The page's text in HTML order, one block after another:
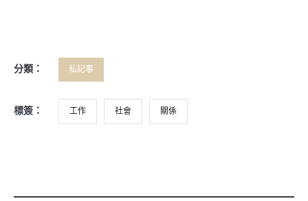
分類： 私記事
標簽： 工作 社會 關係